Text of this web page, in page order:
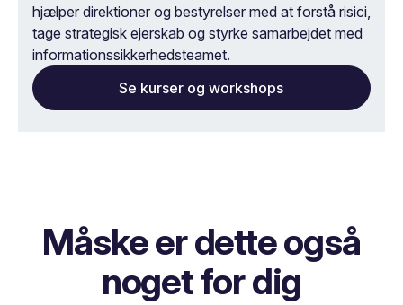
hjælper direktioner og bestyrelser med at forstå risici,
tage strategisk ejerskab og styrke samarbejdet med
informationssikkerhedsteamet.
Se kurser og workshops
Måske er dette også
noget for dig